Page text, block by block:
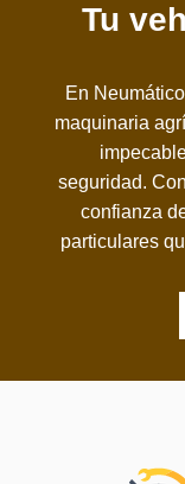
Tu
En
maquinaria
seguridad.
confianza
particulares